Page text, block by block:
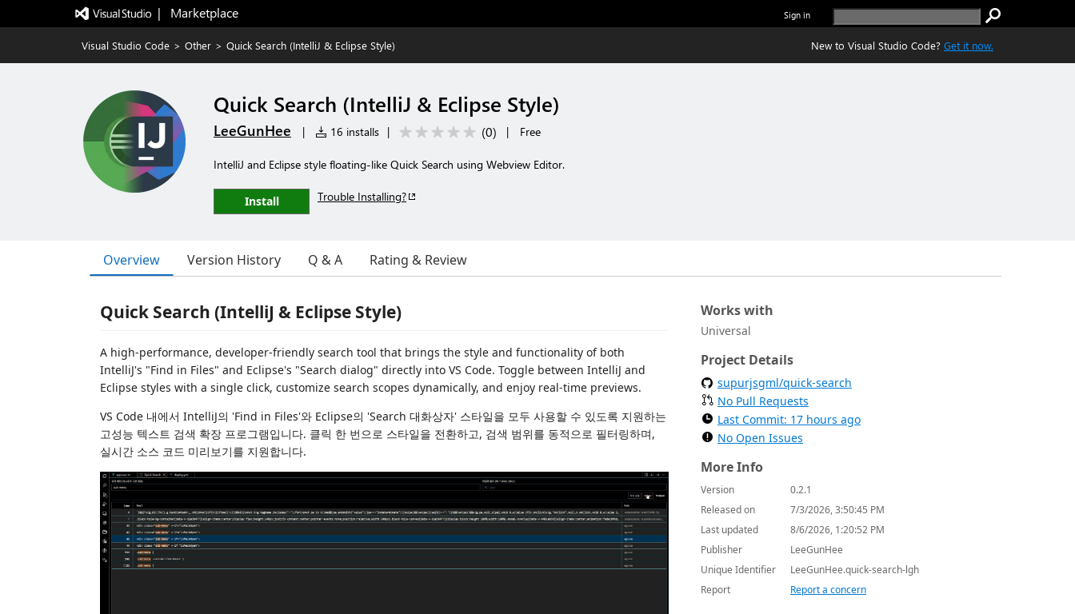
|   Marketplace Sign in
Visual Studio Code > Other > Quick Search (IntelliJ & Eclipse Style) New to Visual Studio Code? Get it now.
Quick Search (IntelliJ & Eclipse Style)
LeeGunHee | 16 installs | (0) | Free
IntelliJ and Eclipse style floating-like Quick Search using Webview Editor.
Install Trouble Installing?
Overview Version History Q & A Rating & Review
Quick Search (IntelliJ & Eclipse Style)
A high-performance, developer-friendly search tool that brings the style and functionality of both
IntelliJ's "Find in Files" and Eclipse's "Search dialog" directly into VS Code. Toggle between IntelliJ and
Eclipse styles with a single click, customize search scopes dynamically, and enjoy real-time previews.
VS Code 내에서 IntelliJ의 'Find in Files'와 Eclipse의 'Search 대화상자' 스타일을 모두 사용할 수 있도록 지원하는
고성능 텍스트 검색 확장 프로그램입니다. 클릭 한 번으로 스타일을 전환하고, 검색 범위를 동적으로 필터링하며,
실시간 소스 코드 미리보기를 지원합니다.
Works with
Universal
Project Details
supurjsgml/quick-search
No Pull Requests
Last Commit: 17 hours ago
No Open Issues
More Info
Version
0.2.1
Released on
7/3/2026, 3:50:45 PM
Last updated
8/6/2026, 1:20:52 PM
Publisher
LeeGunHee
Unique Identifier
LeeGunHee.quick-search-lgh
Report
Report a concern